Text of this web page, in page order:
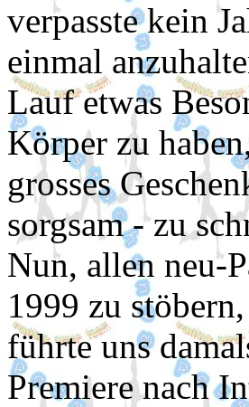
verpasste kein
einmal
Lauf etwas
Körper zu
grosses
sorgsam - zu
Nun, allen neu-
1999 zu
führte uns
Premiere nach